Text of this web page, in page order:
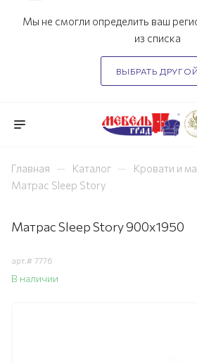
Мы не смогли определить ваш
из списка
ВЫБРАТЬ ДРУГОЙ
Главная — Каталог — Кровати и
Матрас Sleep Story
Матрас Sleep Story 900х1950
арт.# 7776
В наличии